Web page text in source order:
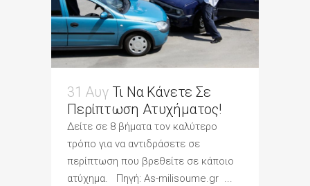
31 Αυγ Τι Να Κάνετε Σε
Περίπτωση Ατυχήματος!
Δείτε σε 8 βήματα τον καλύτερο
τρόπο για να αντιδράσετε σε
περίπτωση που βρεθείτε σε κάποιο
ατύχημα. Πηγή: As-milisoume.gr ...